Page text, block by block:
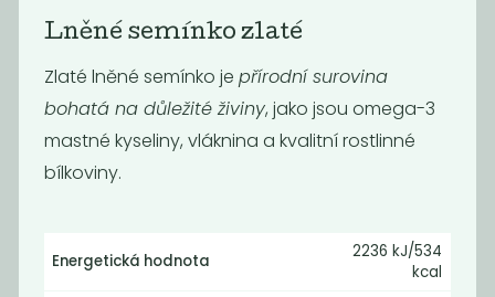
199Kč/ Kg 219
Lněné semínko zlaté
Zlaté lněné semínko je přírodní surovina
bohatá na důležité živiny, jako jsou omega-3
mastné kyseliny, vláknina a kvalitní rostlinné
bílkoviny.
Energetická hodnota
2236 kJ/534
kcal